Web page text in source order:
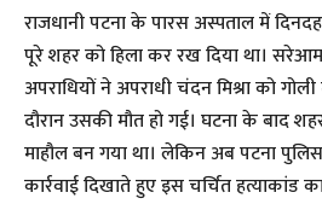
राजधानी पटना के पारस अस्पताल में
पूरे शहर को हिला कर रख दिया था।
अपराधियों ने अपराधी चंदन मिश्रा को
दौरान उसकी मौत हो गई। घटना के बाद
माहौल बन गया था। लेकिन अब पटना
कार्रवाई दिखाते हुए इस चर्चित हत्याकांड